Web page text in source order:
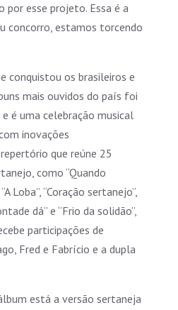
por esse projeto. Essa é a
concorro, estamos torcendo
conquistou os brasileiros e
mais ouvidos do país foi
é uma celebração musical
inovações
que reúne 25
como “Quando
Loba”, “Coração sertanejo”,
dá” e “Frio da solidão”,
participações de
Fred e Fabrício e a dupla
está a versão sertaneja